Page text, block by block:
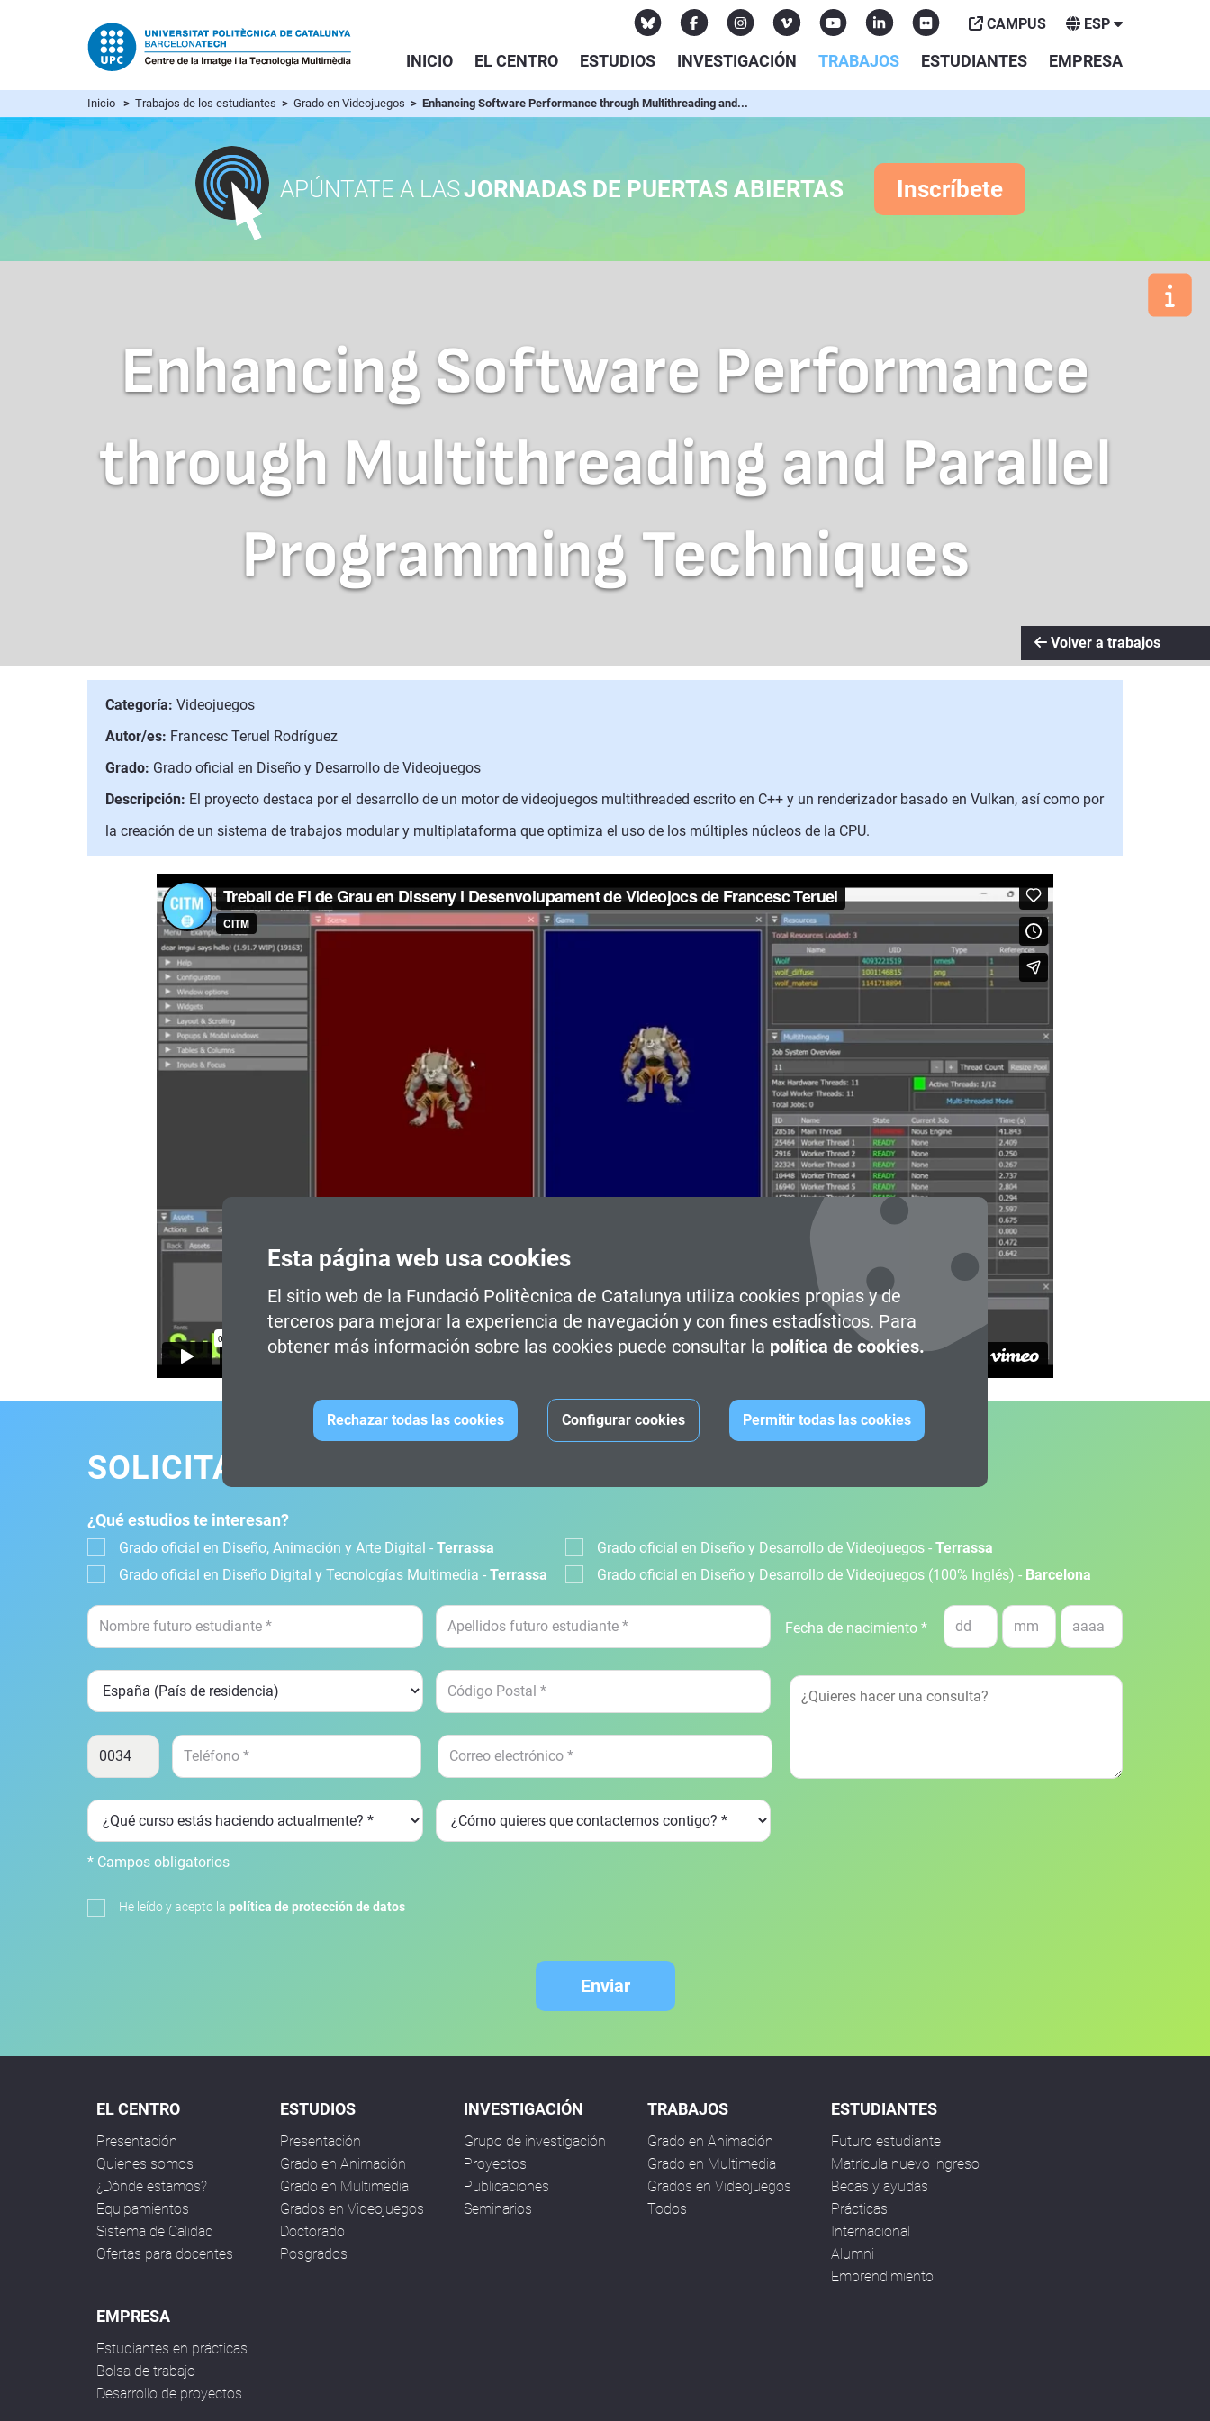
Esta página web usa cookies
El sitio web de la Fundació Politècnica de Catalunya utiliza cookies propias y de
terceros para mejorar la experiencia de navegación y con fines estadísticos. Para
obtener más información sobre las cookies puede consultar la política de cookies.
Rechazar todas las cookies Configurar cookies Permitir todas las cookies
INICIO EL CENTRO ESTUDIOS INVESTIGACIÓN TRABAJOS ESTUDIANTES EMPRESA
CAMPUS ESP
Inicio > Trabajos de los estudiantes > Grado en Videojuegos > Enhancing Software Performance through Multithreading and...
APÚNTATE A LASJORNADAS DE PUERTAS ABIERTAS Inscríbete
Enhancing Software Performance
through Multithreading and Parallel
Programming Techniques
Volver a trabajos
Categoría: Videojuegos
Autor/es: Francesc Teruel Rodríguez
Grado: Grado oficial en Diseño y Desarrollo de Videojuegos
Descripción: El proyecto destaca por el desarrollo de un motor de videojuegos multithreaded escrito en C++ y un renderizador basado en Vulkan, así como por
la creación de un sistema de trabajos modular y multiplataforma que optimiza el uso de los múltiples núcleos de la CPU.
SOLICITA INFORMACIÓN
¿Qué estudios te interesan?
Grado oficial en Diseño, Animación y Arte Digital - Terrassa
Grado oficial en Diseño Digital y Tecnologías Multimedia - Terrassa
Grado oficial en Diseño y Desarrollo de Videojuegos - Terrassa
Grado oficial en Diseño y Desarrollo de Videojuegos (100% Inglés) - Barcelona
Fecha de nacimiento *
* Campos obligatorios
He leído y acepto la política de protección de datos
Enviar
EL CENTRO
Presentación
Quienes somos
¿Dónde estamos?
Equipamientos
Sistema de Calidad
Ofertas para docentes
ESTUDIOS
Presentación
Grado en Animación
Grado en Multimedia
Grados en Videojuegos
Doctorado
Posgrados
INVESTIGACIÓN
Grupo de investigación
Proyectos
Publicaciones
Seminarios
TRABAJOS
Grado en Animación
Grado en Multimedia
Grados en Videojuegos
Todos
ESTUDIANTES
Futuro estudiante
Matrícula nuevo ingreso
Becas y ayudas
Prácticas
Internacional
Alumni
Emprendimiento
EMPRESA
Estudiantes en prácticas
Bolsa de trabajo
Desarrollo de proyectos